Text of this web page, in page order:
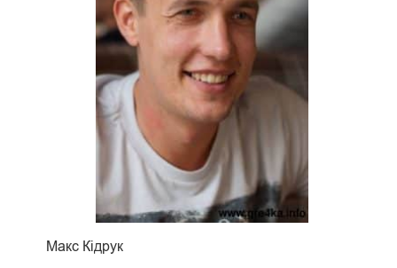
Макс Кідрук